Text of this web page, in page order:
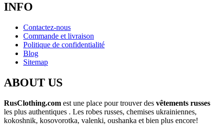
INFO
Contactez-nous
Commande et livraison
Politique de confidentialité
Blog
Sitemap
ABOUT US
RusClothing.com est une place pour trouver des vêtements russes
les plus authentiques . Les robes russes, chemises ukrainiennes,
kokoshnik, kosovorotka, valenki, oushanka et bien plus encore!